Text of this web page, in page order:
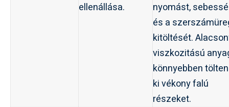
ellenállása.
nyomást,
és a
kitöltését.
viszkozitású
könnyebben
ki vékony falú
részeket.